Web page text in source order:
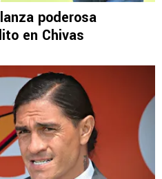
poderosa
en Chivas